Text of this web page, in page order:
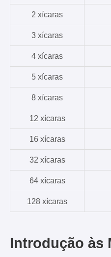
2 xícaras
3 xícaras
4 xícaras
5 xícaras
8 xícaras
12 xícaras
16 xícaras
32 xícaras
64 xícaras
128 xícaras
Introdução às